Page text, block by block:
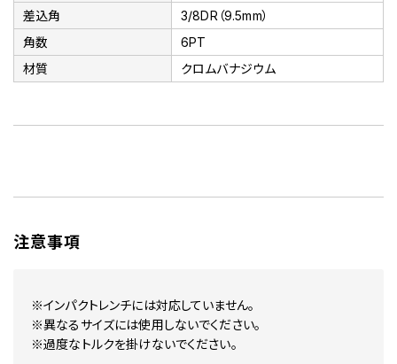
差込角
3/8DR（9.5mm）
角数
6PT
材質
クロムバナジウム
注意事項
※インパクトレンチには対応していません。
※異なるサイズには使用しないでください。
※過度なトルクを掛けないでください。